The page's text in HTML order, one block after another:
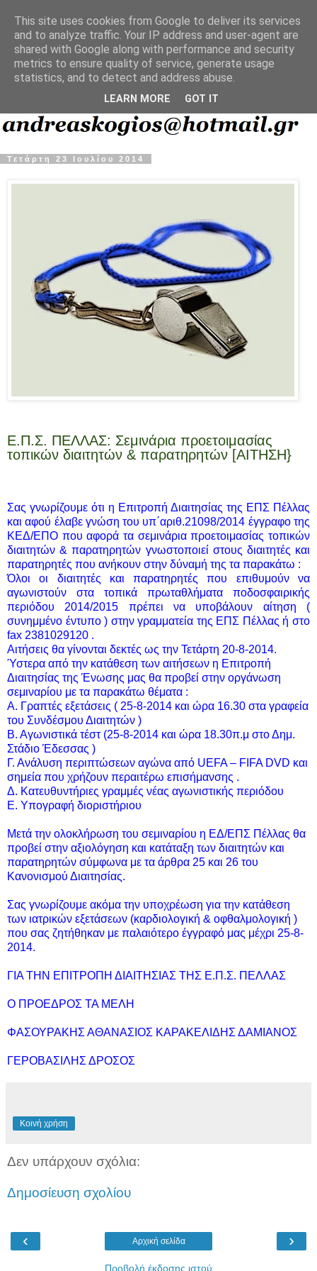
Τετάρτη 23 Ιουλίου 2014
Ε.Π.Σ. ΠΕΛΛΑΣ: Σεμινάρια προετοιμασίας
τοπικών διαιτητών & παρατηρητών [ΑΙΤΗΣΗ}
Σας γνωρίζουμε ότι η Επιτροπή Διαιτησίας της ΕΠΣ Πέλλας
και αφού έλαβε γνώση του υπ΄αριθ.21098/2014 έγγραφο της
ΚΕΔ/ΕΠΟ που αφορά τα σεμινάρια προετοιμασίας τοπικών
διαιτητών & παρατηρητών γνωστοποιεί στους διαιτητές και
παρατηρητές που ανήκουν στην δύναμή της τα παρακάτω :
Όλοι οι διαιτητές και παρατηρητές που επιθυμούν να
αγωνιστούν στα τοπικά πρωταθλήματα ποδοσφαιρικής
περιόδου 2014/2015 πρέπει να υποβάλουν αίτηση (
συνημμένο έντυπο ) στην γραμματεία της ΕΠΣ Πέλλας ή στο
fax 2381029120 .
Αιτήσεις θα γίνονται δεκτές ως την Τετάρτη 20-8-2014.
Ύστερα από την κατάθεση των αιτήσεων η Επιτροπή
Διαιτησίας της Ένωσης μας θα προβεί στην οργάνωση
σεμιναρίου με τα παρακάτω θέματα :
Α. Γραπτές εξετάσεις ( 25-8-2014 και ώρα 16.30 στα γραφεία
του Συνδέσμου Διαιτητών )
Β. Αγωνιστικά τέστ (25-8-2014 και ώρα 18.30π.μ στο Δημ.
Στάδιο Έδεσσας )
Γ. Ανάλυση περιπτώσεων αγώνα από UEFA – FIFA DVD και
σημεία που χρήζουν περαιτέρω επισήμανσης .
Δ. Κατευθυντήριες γραμμές νέας αγωνιστικής περιόδου
Ε. Υπογραφή διοριστήριου
Μετά την ολοκλήρωση του σεμιναρίου η ΕΔ/ΕΠΣ Πέλλας θα
προβεί στην αξιολόγηση και κατάταξη των διαιτητών και
παρατηρητών σύμφωνα με τα άρθρα 25 και 26 του
Κανονισμού Διαιτησίας.
Σας γνωρίζουμε ακόμα την υποχρέωση για την κατάθεση
των ιατρικών εξετάσεων (καρδιολογική & οφθαλμολογική )
που σας ζητήθηκαν με παλαιότερο έγγραφό μας μέχρι 25-8-
2014.
ΓΙΑ ΤΗΝ ΕΠΙΤΡΟΠΗ ΔΙΑΙΤΗΣΙΑΣ ΤΗΣ Ε.Π.Σ. ΠΕΛΛΑΣ
Ο ΠΡΟΕΔΡΟΣ ΤΑ ΜΕΛΗ
ΦΑΣΟΥΡΑΚΗΣ ΑΘΑΝΑΣΙΟΣ ΚΑΡΑΚΕΛΙΔΗΣ ΔΑΜΙΑΝΟΣ
ΓΕΡΟΒΑΣΙΛΗΣ ΔΡΟΣΟΣ
Κοινή χρήση
Δεν υπάρχουν σχόλια:
Δημοσίευση σχολίου
‹ ›
Αρχική σελίδα
Προβολή έκδοσης ιστού
This site uses cookies from Google to deliver its services
and to analyze traffic. Your IP address and user-agent are
shared with Google along with performance and security
metrics to ensure quality of service, generate usage
statistics, and to detect and address abuse.
LEARN MORE GOT IT